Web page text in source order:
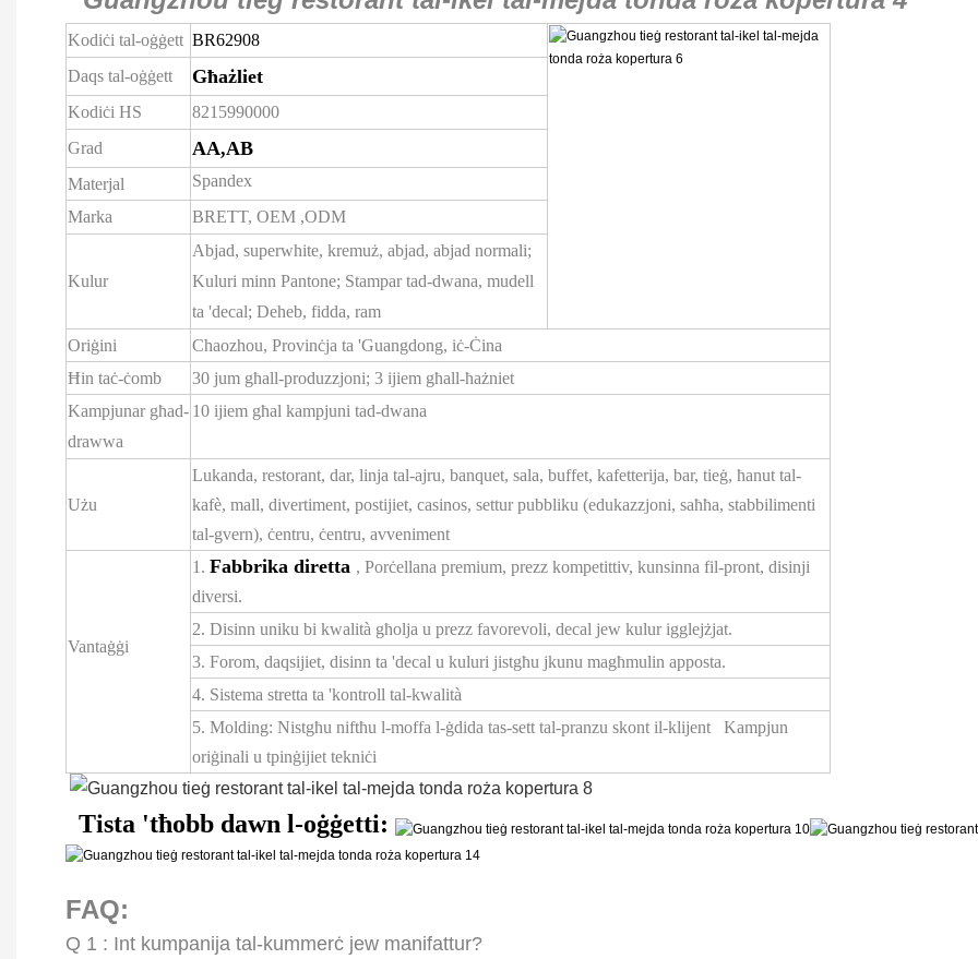
Kodiċi tal-oġġett BR62908
Daqs tal-oġġett
Għażliet
Kodiċi HS
8215990000
Grad
AA,AB
Materjal
Spandex
Marka
BRETT, OEM ,ODM
Kulur
Abjad, superwhite, kremuż, abjad, abjad normali;
Kuluri minn Pantone; Stampar tad-dwana, mudell
ta 'decal; Deheb, fidda, ram
Oriġini
Chaozhou, Provinċja ta 'Guangdong, iċ-Ċina
Ħin taċ-ċomb
30 jum għall-produzzjoni; 3 ijiem għall-ħażniet
Kampjunar għad-
drawwa
10 ijiem għal kampjuni tad-dwana
Użu
Lukanda, restorant, dar, linja tal-ajru, banquet, sala, buffet, kafetterija, bar, tieġ, ħanut tal-
kafè, mall, divertiment, postijiet, casinos, settur pubbliku (edukazzjoni, saħħa, stabbilimenti
tal-gvern), ċentru, ċentru, avveniment
Vantaġġi
1. Fabbrika diretta , Porċellana premium, prezz kompetittiv, kunsinna fil-pront, disinji
diversi.
2. Disinn uniku bi kwalità għolja u prezz favorevoli, decal jew kulur igglejżjat.
3. Forom, daqsijiet, disinn ta 'decal u kuluri jistgħu jkunu magħmulin apposta.
4. Sistema stretta ta 'kontroll tal-kwalità
5. Molding: Nistgħu niftħu l-moffa l-ġdida tas-sett tal-pranzu skont il-klijent Kampjun
oriġinali u tpinġijiet tekniċi
Tista 'tħobb dawn l-oġġetti:
FAQ:
Q 1 : Int kumpanija tal-kummerċ jew manifattur?